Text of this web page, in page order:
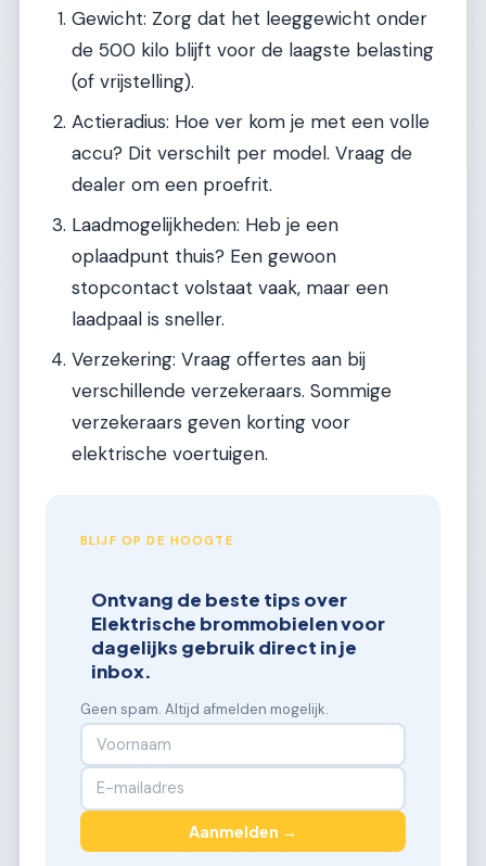
Gewicht: Zorg dat het leeggewicht onder
de 500 kilo blijft voor de laagste belasting
(of vrijstelling).
Actieradius: Hoe ver kom je met een volle
accu? Dit verschilt per model. Vraag de
dealer om een proefrit.
Laadmogelijkheden: Heb je een
oplaadpunt thuis? Een gewoon
stopcontact volstaat vaak, maar een
laadpaal is sneller.
Verzekering: Vraag offertes aan bij
verschillende verzekeraars. Sommige
verzekeraars geven korting voor
elektrische voertuigen.
BLIJF OP DE HOOGTE
Ontvang de beste tips over
Elektrische brommobielen voor
dagelijks gebruik direct in je
inbox.
Geen spam. Altijd afmelden mogelijk.
Aanmelden →